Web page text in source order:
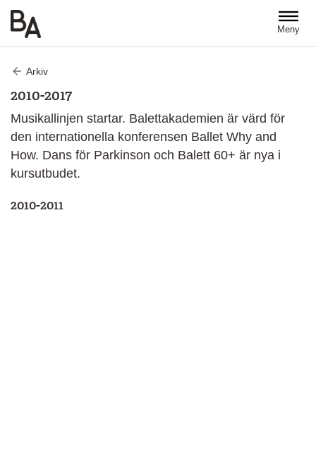
Meny
Arkiv
2010-2017
Musikallinjen startar. Balettakademien är värd för
den internationella konferensen Ballet Why and
How. Dans för Parkinson och Balett 60+ är nya i
kursutbudet.
2010-2011